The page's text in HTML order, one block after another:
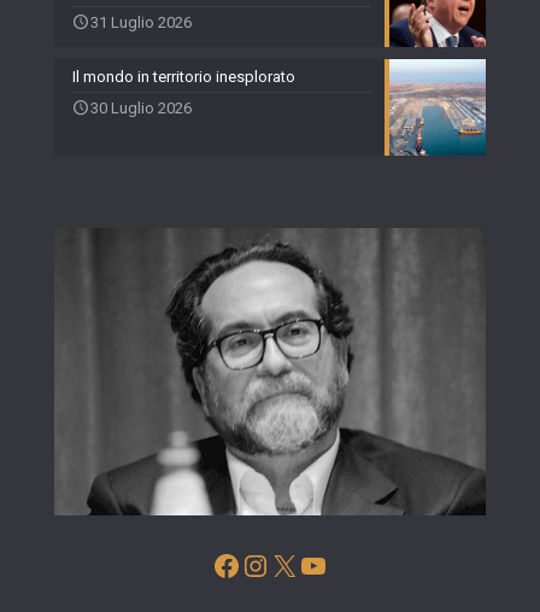
31 Luglio 2026
Il mondo in territorio inesplorato
30 Luglio 2026
Facebook
Instagram
X YouTube